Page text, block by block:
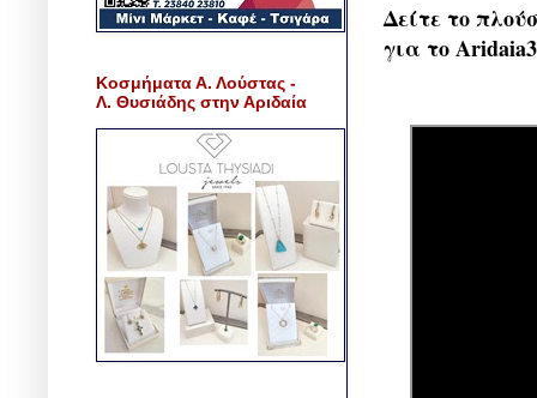
Δείτε το
για το
Κοσμήματα Α. Λούστας -
Λ. Θυσιάδης στην Αριδαία